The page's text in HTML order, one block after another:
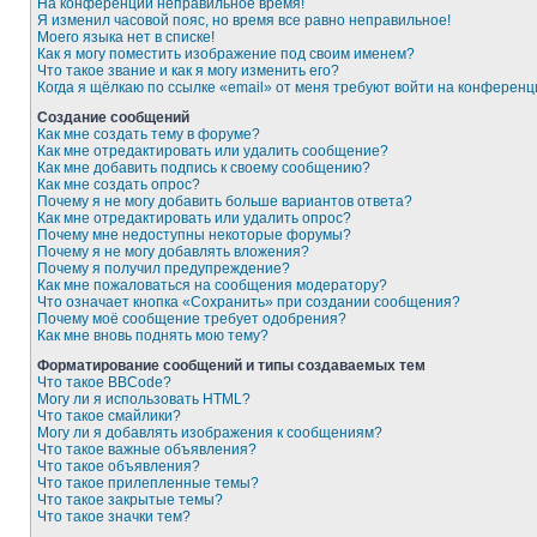
На конференции неправильное время!
Я изменил часовой пояс, но время все равно неправильное!
Моего языка нет в списке!
Как я могу поместить изображение под своим именем?
Что такое звание и как я могу изменить его?
Когда я щёлкаю по ссылке «email» от меня требуют войти на
Создание сообщений
Как мне создать тему в форуме?
Как мне отредактировать или удалить сообщение?
Как мне добавить подпись к своему сообщению?
Как мне создать опрос?
Почему я не могу добавить больше вариантов ответа?
Как мне отредактировать или удалить опрос?
Почему мне недоступны некоторые форумы?
Почему я не могу добавлять вложения?
Почему я получил предупреждение?
Как мне пожаловаться на сообщения модератору?
Что означает кнопка «Сохранить» при создании сообщения?
Почему моё сообщение требует одобрения?
Как мне вновь поднять мою тему?
Форматирование сообщений и типы создаваемых тем
Что такое BBCode?
Могу ли я использовать HTML?
Что такое смайлики?
Могу ли я добавлять изображения к сообщениям?
Что такое важные объявления?
Что такое объявления?
Что такое прилепленные темы?
Что такое закрытые темы?
Что такое значки тем?